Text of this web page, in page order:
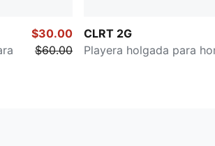
$30.00
$60.00
CLRT 2G
Playera holgada para